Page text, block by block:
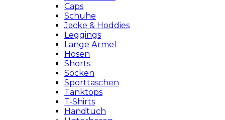
Caps
Schuhe
Jacke & Hoddies
Leggings
Lange Ärmel
Hosen
Shorts
Socken
Sporttaschen
Tanktops
T-Shirts
Handtuch